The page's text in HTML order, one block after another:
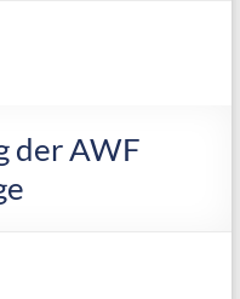
der AWF